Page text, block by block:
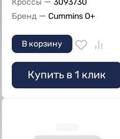
Бренд — Cummins O+
В корзину
Купить в 1 клик